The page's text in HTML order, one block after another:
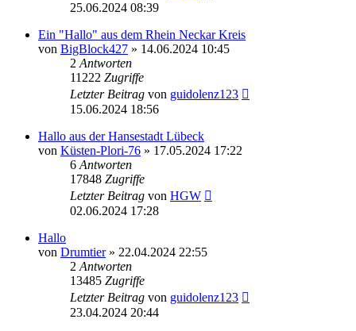
25.06.2024 08:39
Ein "Hallo" aus dem Rhein Neckar Kreis
von BigBlock427 » 14.06.2024 10:45
2 Antworten
11222 Zugriffe
Letzter Beitrag von guidolenz123
15.06.2024 18:56
Hallo aus der Hansestadt Lübeck
von Küsten-Plori-76 » 17.05.2024 17:22
6 Antworten
17848 Zugriffe
Letzter Beitrag von HGW
02.06.2024 17:28
Hallo
von Drumtier» 22.04.2024 22:55
2 Antworten
13485 Zugriffe
Letzter Beitrag von guidolenz123
23.04.2024 20:44